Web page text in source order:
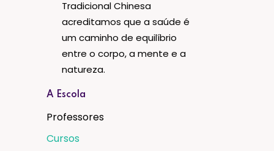
Tradicional Chinesa
acreditamos que a saúde é
um caminho de equilíbrio
entre o corpo, a mente e a
natureza.
A Escola
Professores
Cursos